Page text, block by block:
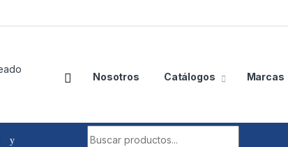
Nosotros Catálogos Marcas